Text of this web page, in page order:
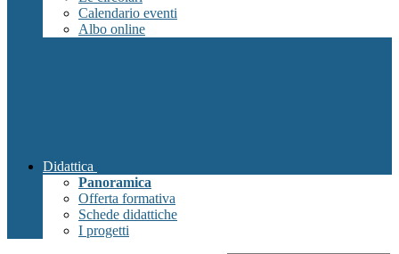
Calendario eventi
Albo online
Didattica
Panoramica
Offerta formativa
Schede didattiche
I progetti